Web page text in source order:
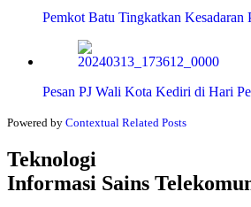
Pemkot Batu Tingkatkan
Pesan PJ Wali Kota Kediri di Hari
Powered by Contextual Related Posts
Teknologi
Informasi Sains